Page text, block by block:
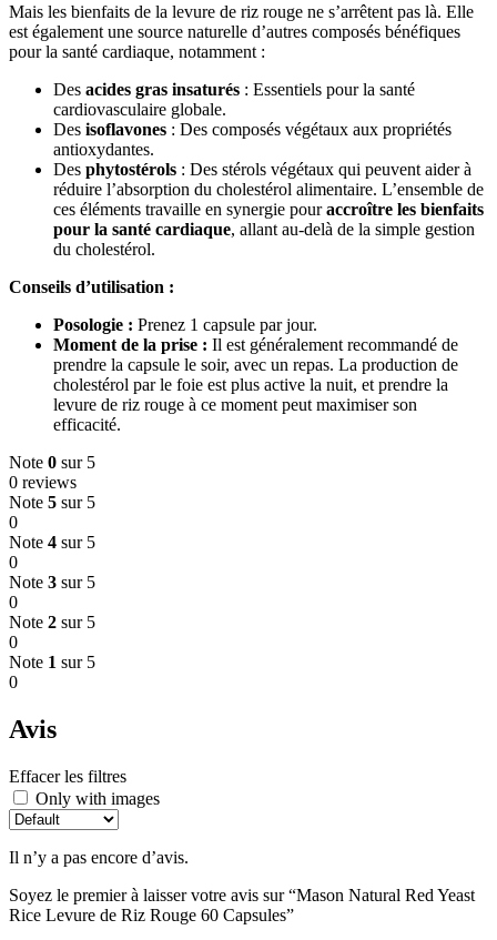
Mais les bienfaits de la levure de riz rouge ne s’arrêtent pas là. Elle
est également une source naturelle d’autres composés bénéfiques
pour la santé cardiaque, notamment :
Des acides gras insaturés : Essentiels pour la santé
cardiovasculaire globale.
Des isoflavones : Des composés végétaux aux propriétés
antioxydantes.
Des phytostérols : Des stérols végétaux qui peuvent aider à
réduire l’absorption du cholestérol alimentaire. L’ensemble de
ces éléments travaille en synergie pouraccroître les bienfaits
pour la santé cardiaque, allant au-delà de la simple gestion
du cholestérol.
Conseils d’utilisation :
Posologie : Prenez 1 capsule par jour.
Moment de la prise : Il est généralement recommandé de
prendre la capsule le soir, avec un repas. La production de
cholestérol par le foie est plus active la nuit, et prendre la
levure de riz rouge à ce moment peut maximiser son
efficacité.
Note 0 sur 5
0 reviews
Note 5 sur 5
0
Note 4 sur 5
0
Note 3 sur 5
0
Note 2 sur 5
0
Note 1 sur 5
0
Avis
Effacer les filtres
Only with images
Il n’y a pas encore d’avis.
Soyez le premier à laisser votre avis sur “Mason Natural Red Yeast
Rice Levure de Riz Rouge 60 Capsules”